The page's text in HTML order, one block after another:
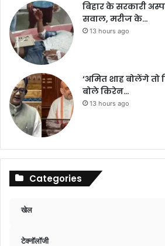
बिहार के सरकारी
सवाल, मरीज के…
13 hours ago
‘अमित शाह बोलेंगे तो
बोले किरेन…
13 hours ago
Categories
खेल
टेक्नॉलॉजी